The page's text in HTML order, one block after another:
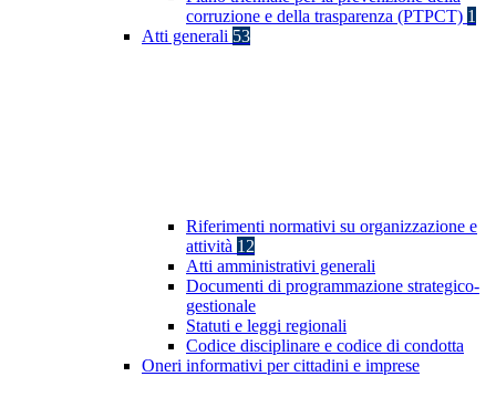
corruzione e della trasparenza (PTPCT) 1
Atti generali 53
Riferimenti normativi su organizzazione e
attività 12
Atti amministrativi generali
Documenti di programmazione strategico-
gestionale
Statuti e leggi regionali
Codice disciplinare e codice di condotta
Oneri informativi per cittadini e imprese